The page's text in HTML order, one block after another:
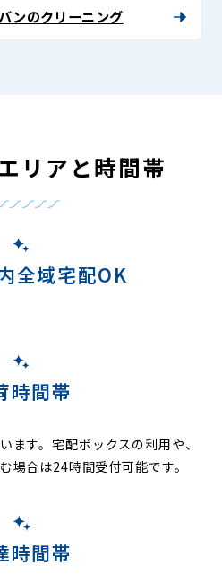
ンのクリーニング
リアと時間帯
全域宅配OK
時間帯
ます。宅配ボックスの利用や、
場合は24時間受付可能です。
時間帯